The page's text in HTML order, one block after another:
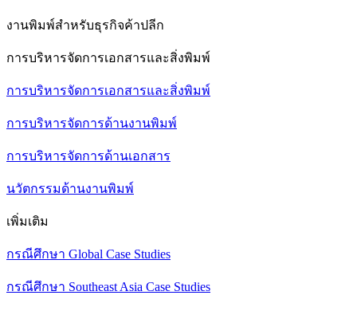
งานพิมพ์สำหรับธุรกิจค้าปลีก
การบริหารจัดการเอกสารและสิ่งพิมพ์
การบริหารจัดการเอกสารและสิ่งพิมพ์
การบริหารจัดการด้านงานพิมพ์
การบริหารจัดการด้านเอกสาร
นวัตกรรมด้านงานพิมพ์
เพิ่มเติม
กรณีศึกษา Global Case Studies
กรณีศึกษา Southeast Asia Case Studies